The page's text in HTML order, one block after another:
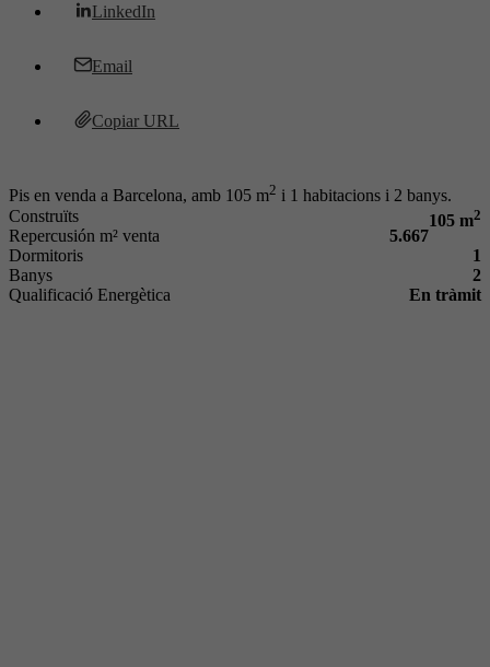
LinkedIn
Email
Copiar URL
Pis en venda a Barcelona, amb 105 m2 i 1 habitacions i 2 banys.
Construïts
105 m2
Repercusión m² venta
5.667
Dormitoris
1
Banys
2
Qualificació Energètica
En tràmit